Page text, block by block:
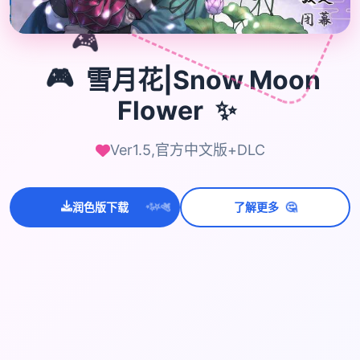
🎮
🎮 雪月花|Snow Moon
Flower ✨
Ver1.5,官方中文版+DLC
润色版下载 ✨
⭐💫 了解更多 🤔